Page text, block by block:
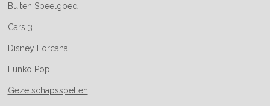
Buiten Speelgoed
Cars 3
Disney Lorcana
Funko Pop!
Gezelschapsspellen